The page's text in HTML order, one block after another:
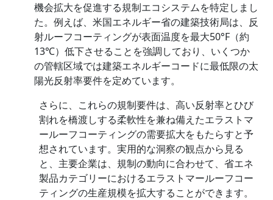
機会拡大を促進する規制エコシステムを特定しまし
た。例えば、米国エネルギー省の建築技術局は、反
射ルーフコーティングが表面温度を最大50°F（約
13℃）低下させることを強調しており、いくつか
の管轄区域では建築エネルギーコードに最低限の太
陽光反射率要件を定めています。
さらに、これらの規制要件は、高い反射率とひび
割れを橋渡しする柔軟性を兼ね備えたエラストマ
ールーフコーティングの需要拡大をもたらすと予
想されています。実用的な洞察の観点から見る
と、主要企業は、規制の動向に合わせて、省エネ
製品カテゴリーにおけるエラストマールーフコー
ティングの生産規模を拡大することができます。